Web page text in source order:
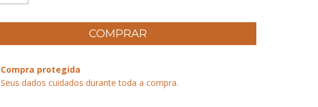
Compra protegida
Seus dados cuidados durante toda a compra.